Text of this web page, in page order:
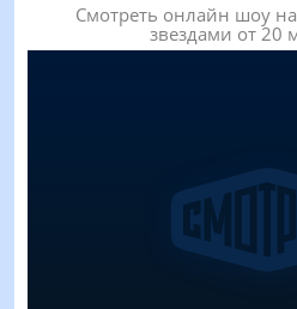
Смотреть онлайн шоу
звездами от 20